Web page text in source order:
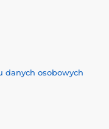
danych osobowych